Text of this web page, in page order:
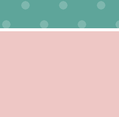
variaties.
Deze